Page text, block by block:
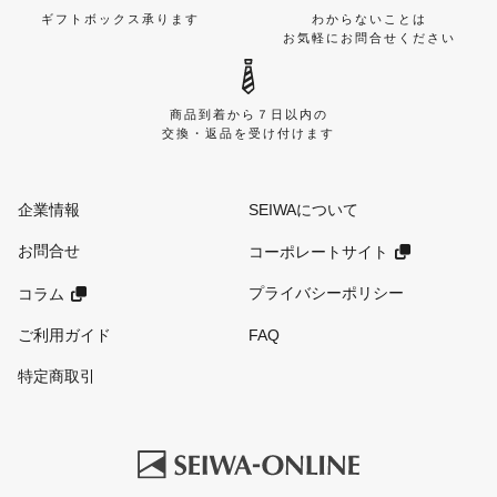
ギフトボックス承ります
わからないことは
お気軽にお問合せください
商品到着から７日以内の
交換・返品を受け付けます
企業情報 SEIWAについて
お問合せ コーポレートサイト
コラム プライバシーポリシー
ご利用ガイド FAQ
特定商取引